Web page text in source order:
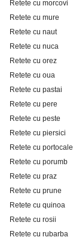
Retete cu morcovi
Retete cu mure
Retete cu naut
Retete cu nuca
Retete cu orez
Retete cu oua
Retete cu pastai
Retete cu pere
Retete cu peste
Retete cu piersici
Retete cu portocale
Retete cu porumb
Retete cu praz
Retete cu prune
Retete cu quinoa
Retete cu rosii
Retete cu rubarba